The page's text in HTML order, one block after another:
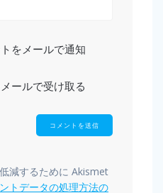
をメールで通知
ールで受け取る
減するために Akismet
トデータの処理方法の